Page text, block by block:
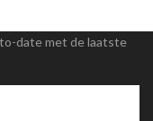
date met de laatste